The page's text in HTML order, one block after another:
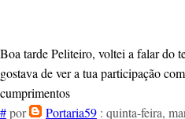
Boa tarde Peliteiro, voltei a falar do
gostava de ver a tua participação
cumprimentos
#por Portaria59 : quinta-feira,